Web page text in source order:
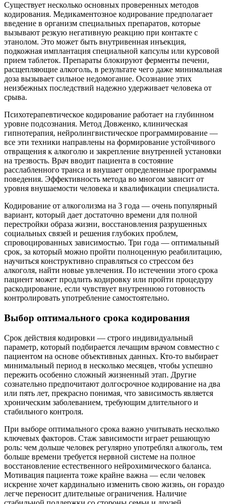
Существует несколько основных проверенных методов
кодирования. Медикаментозное кодирование предполагает
введение в организм специальных препаратов, которые
вызывают резкую негативную реакцию при контакте с
этанолом. Это может быть внутривенная инъекция,
подкожная имплантация специальной капсулы или курсовой
прием таблеток. Препараты блокируют ферменты печени,
расщепляющие алкоголь, в результате чего даже минимальная
доза вызывает сильное недомогание. Осознание этих
неизбежных последствий надежно удерживает человека от
срыва.
Психотерапевтическое кодирование работает на глубинном
уровне подсознания. Метод Довженко, клиническая
гипнотерапия, нейролингвистическое программирование —
все эти техники направлены на формирование устойчивого
отвращения к алкоголю и закрепление внутренней установки
на трезвость. Врач вводит пациента в состояние
расслабленного транса и внушает определенные программы
поведения. Эффективность метода во многом зависит от
уровня внушаемости человека и квалификации специалиста.
Кодирование от алкоголизма на 3 года — очень популярный
вариант, который дает достаточно времени для полной
перестройки образа жизни, восстановления разрушенных
социальных связей и решения глубоких проблем,
спровоцированных зависимостью. Три года — оптимальный
срок, за который можно пройти полноценную реабилитацию,
научиться конструктивно справляться со стрессом без
алкоголя, найти новые увлечения. По истечении этого срока
пациент может продлить кодировку или пройти процедуру
раскодирование, если чувствует внутреннюю готовность
контролировать употребление самостоятельно.
Выбор оптимального срока кодирования
Срок действия кодировки — строго индивидуальный
параметр, который подбирается лечащим врачом совместно с
пациентом на основе объективных данных. Кто-то выбирает
минимальный период в несколько месяцев, чтобы успешно
пережить особенно сложный жизненный этап. Другие
сознательно предпочитают долгосрочное кодирование на два
или пять лет, прекрасно понимая, что зависимость является
хроническим заболеванием, требующим длительного и
стабильного контроля.
При выборе оптимального срока важно учитывать несколько
ключевых факторов. Стаж зависимости играет решающую
роль: чем дольше человек регулярно употреблял алкоголь, тем
больше времени требуется нервной системе на полное
восстановление естественного нейрохимического баланса.
Мотивация пациента тоже крайне важна — если человек
искренне хочет кардинально изменить свою жизнь, он гораздо
легче переносит длительные ограничения. Наличие